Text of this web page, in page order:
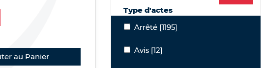
au Panier
Type d'actes
Arrêté
Arrêté [1195]
AvisAvis [12]